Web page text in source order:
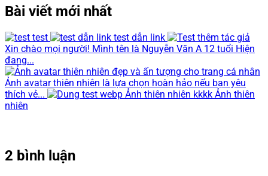
Bài viết mới nhất
test
test dẫn link
Xin chào mọi người! Mình tên là Nguyễn Văn A 12 tuổi Hiện
đang...
Ảnh avatar thiên nhiên là lựa chọn hoàn hảo nếu bạn yêu
thích vẻ...
Ảnh thiên nhiên kkkk Ảnh thiên
nhiên
2 bình luận